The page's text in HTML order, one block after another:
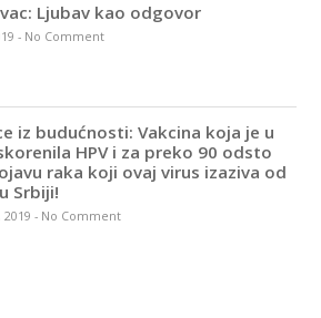
Ljubav kao odgovor
- No Comment
iz budućnosti: Vakcina koja je u
HPV i za preko 90 odsto
raka koji ovaj virus izaziva od
Srbiji!
- No Comment